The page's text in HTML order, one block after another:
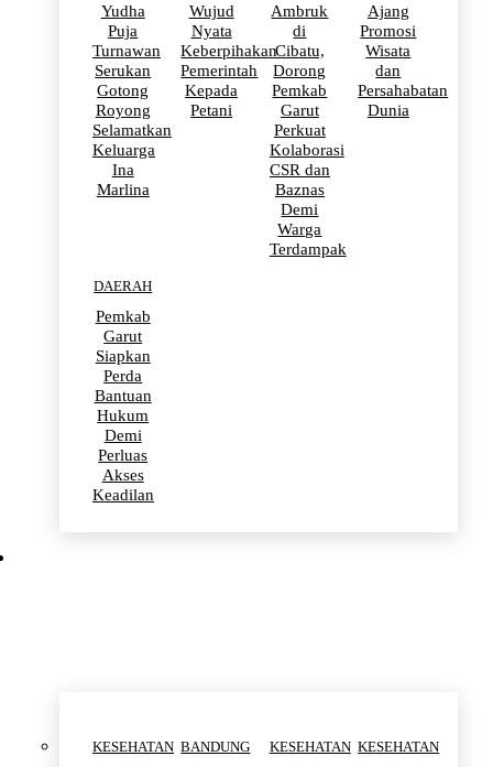
Yudha
Puja
Turnawan
Serukan
Gotong
Royong
Selamatkan
Keluarga
Ina
Marlina
Wujud
Nyata
Keberpihakan
Pemerintah
Kepada
Petani
Ambruk
di
Cibatu,
Dorong
Pemkab
Garut
Perkuat
Kolaborasi
CSR dan
Baznas
Demi
Warga
Terdampak
Ajang
Promosi
Wisata
dan
Persahabatan
Dunia
DAERAH
Pemkab
Garut
Siapkan
Perda
Bantuan
Hukum
Demi
Perluas
Akses
Keadilan
KESEHATAN BANDUNG KESEHATAN KESEHATAN